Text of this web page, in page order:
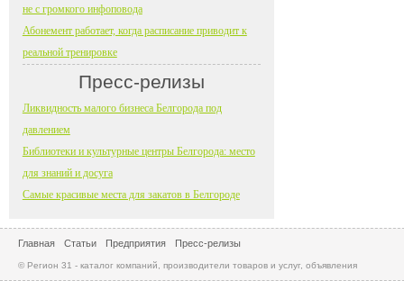
не с громкого инфоповода
Абонемент работает, когда расписание приводит к
реальной тренировке
Пресс-релизы
Ликвидность малого бизнеса Белгорода под
давлением
Библиотеки и культурные центры Белгорода: место
для знаний и досуга
Самые красивые места для закатов в Белгороде
Главная Статьи Предприятия Пресс-релизы
© Регион 31 - каталог компаний, производители товаров и услуг, объявления